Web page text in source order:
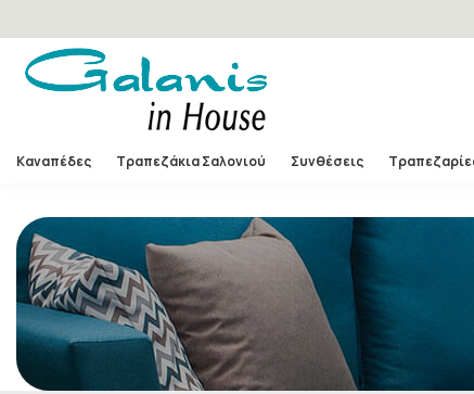
Καναπέδες Τραπεζάκια Σαλονιού Συνθέσεις